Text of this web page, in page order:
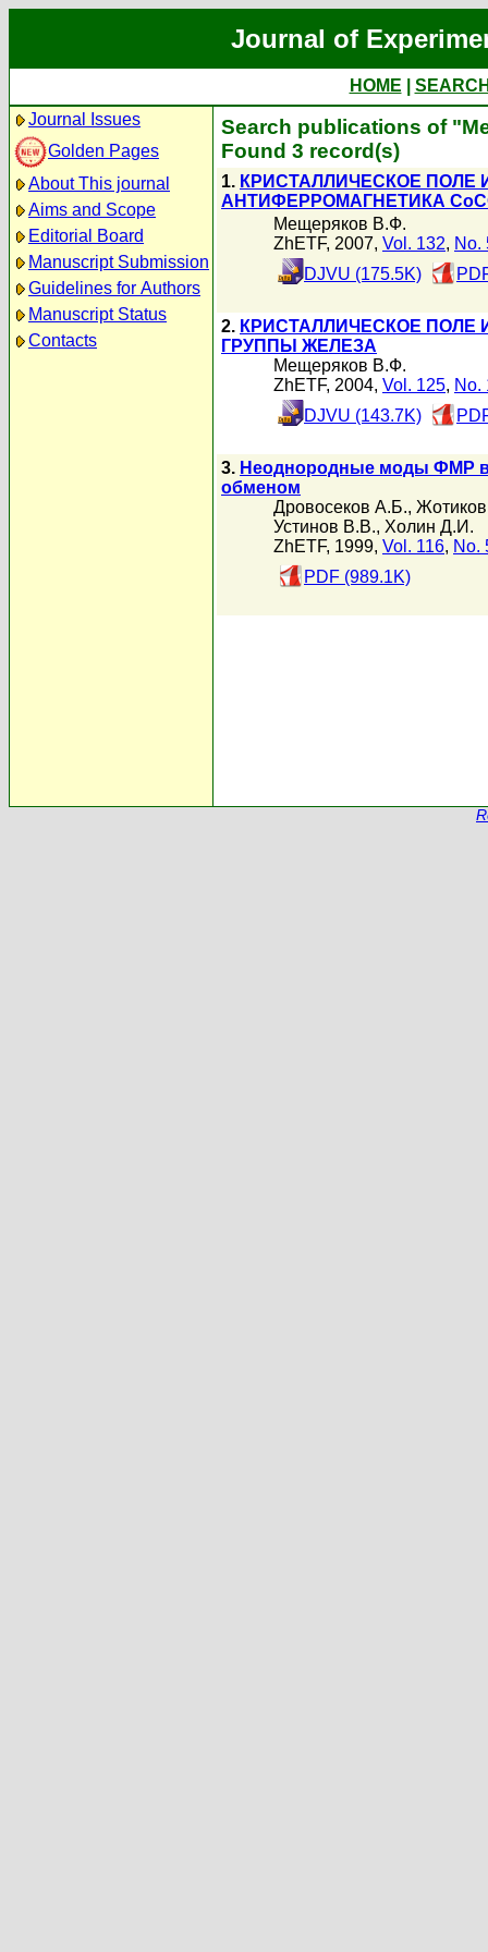
Journal of
HOME
Journal Issues
Golden Pages
About This journal
Aims and Scope
Editorial Board
Manuscript Submission
Guidelines for Authors
Manuscript Status
Contacts
Search publications of
Found 3 record(s)
1. КРИСТАЛЛИЧЕСКОЕ
АНТИФЕРРОМАГНЕТИКА
Мещеряков В.Ф.
ZhETF, 2007, Vol. 132, No.
DJVU (175.5K)
2. КРИСТАЛЛИЧЕСКОЕ
ГРУППЫ ЖЕЛЕЗА
Мещеряков В.Ф.
ZhETF, 2004, Vol. 125, No.
DJVU (143.7K)
3. Неоднородные моды ФМР в
обменом
Дровосеков А.Б.,
Устинов В.В., Холин Д.И.
ZhETF, 1999, Vol. 116, No.
PDF (989.1K)